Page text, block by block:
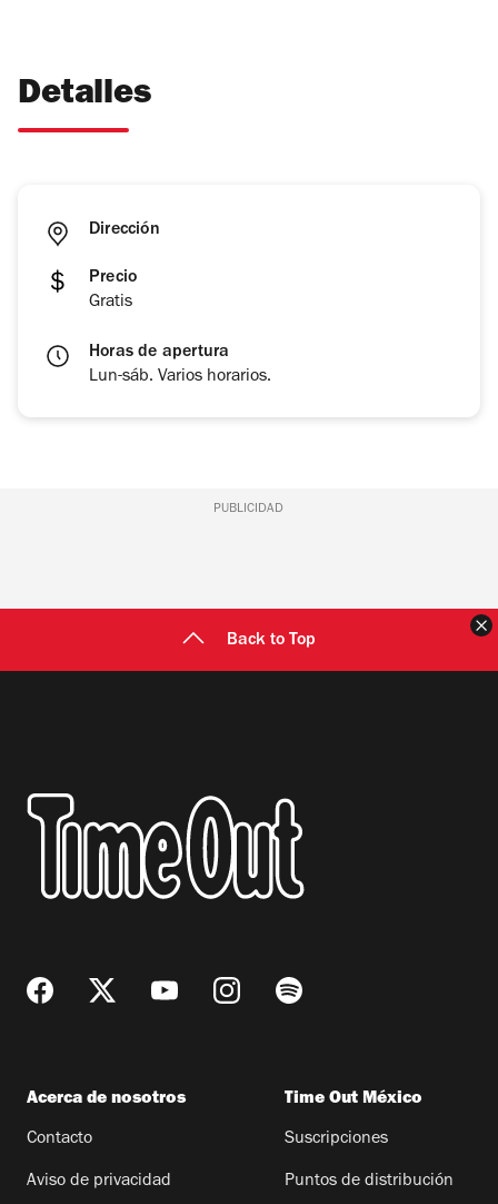
Detalles
Dirección
Precio
Gratis
Horas de apertura
Lun-sáb. Varios horarios.
PUBLICIDAD
Back to Top
Acerca de nosotros
Contacto
Aviso de privacidad
Time Out México
Suscripciones
Puntos de distribución